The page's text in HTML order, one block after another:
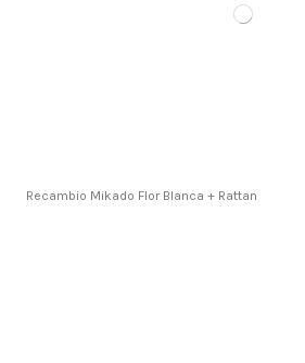
Recambio Mikado Flor Blanca + Rattan